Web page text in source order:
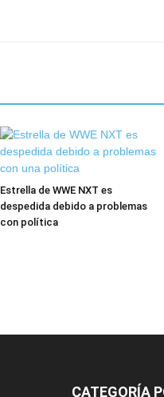
Estrella de WWE NXT es
despedida debido a problemas
con política
CATEGORÍA